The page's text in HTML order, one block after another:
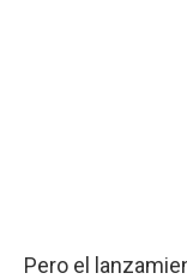
Pero el